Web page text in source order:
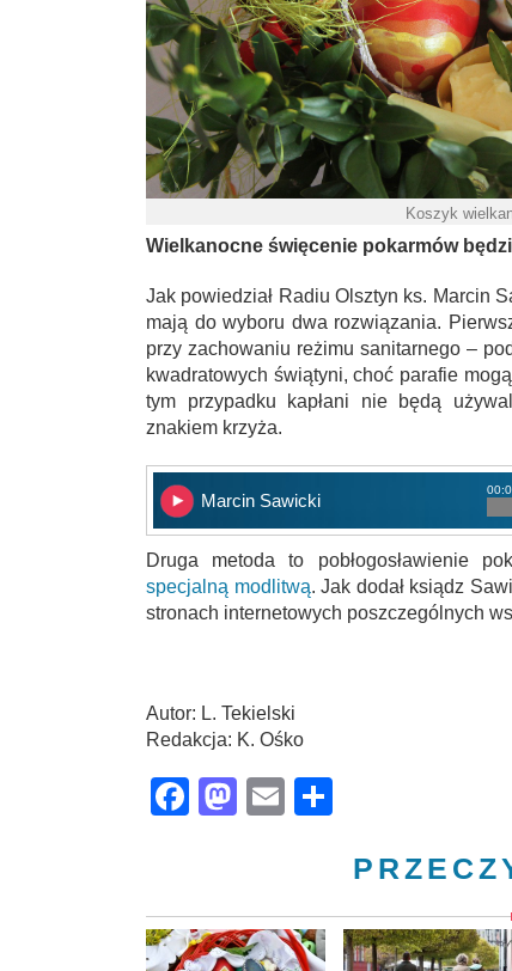
Koszyk
Wielkanocne święcenie pokarmów
Jak powiedział Radiu Olsztyn ks. Marcin
mają do wyboru dwa rozwiązania.
przy zachowaniu reżimu sanitarnego –
kwadratowych świątyni, choć parafie
tym przypadku kapłani nie będą
znakiem krzyża.
Marcin Sawicki
Druga metoda to pobłogosławienie
specjalną modlitwą. Jak dodał ksiądz
stronach internetowych poszczególnych
Autor: L. Tekielski
Redakcja: K. Ośko
Facebook
Mastodon
Email